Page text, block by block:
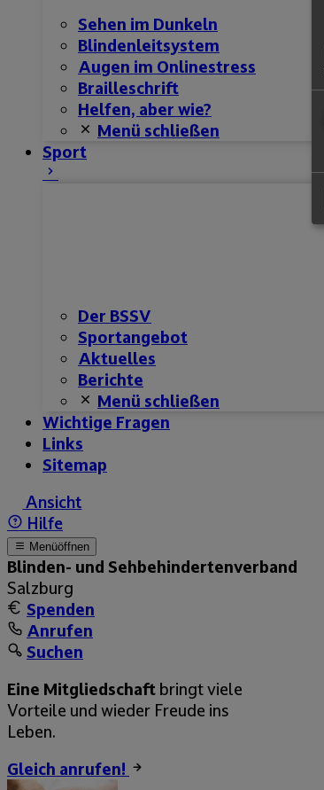
Sehen im Dunkeln
Blindenleitsystem
Augen im Onlinestress
Brailleschrift
Helfen, aber wie?
Menü schließen
Sport
Der BSSV
Sportangebot
Aktuelles
Berichte
Menü schließen
Wichtige Fragen
Links
Sitemap
Ansicht
Hilfe
Menüöffnen
Blinden- und Sehbehinderten­­verband
Salzburg
Spenden
Anrufen
Suchen
Eine Mitgliedschaft bringt viele
Vorteile und wieder Freude ins
Leben.
Gleich anrufen!